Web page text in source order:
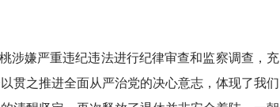
涉嫌严重违纪违法进行纪律审查和监察调查，充
贯之推进全面从严治党的决心意志，体现了我们